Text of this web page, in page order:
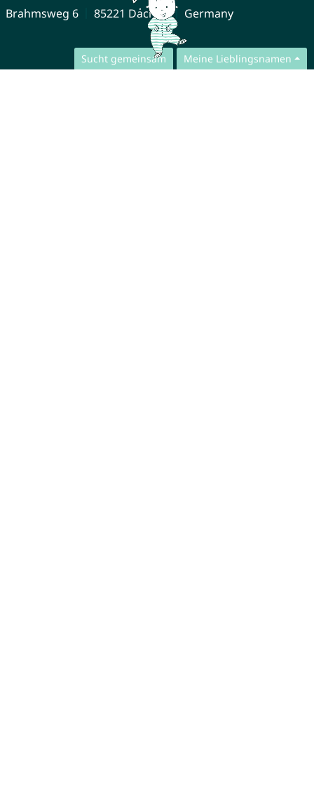
Sucht gemeinsam Meine Lieblingsnamen
Brahmsweg 6
85221 Dachau Germany